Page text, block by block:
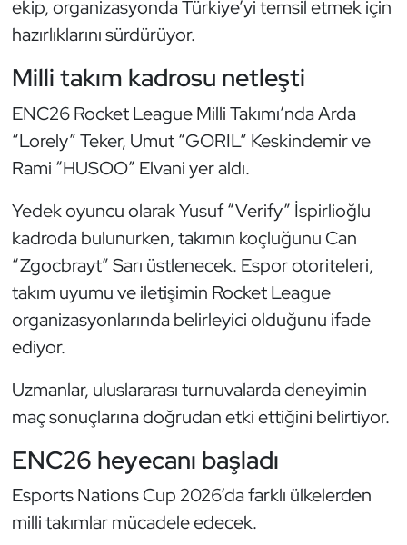
ekip, organizasyonda Türkiye’yi temsil etmek için
hazırlıklarını sürdürüyor.
Milli takım kadrosu netleşti
ENC26 Rocket League Milli Takımı’nda Arda
“Lorely” Teker, Umut “GORIL” Keskindemir ve
Rami “HUSOO” Elvani yer aldı.
Yedek oyuncu olarak Yusuf “Verify” İspirlioğlu
kadroda bulunurken, takımın koçluğunu Can
“Zgocbrayt” Sarı üstlenecek. Espor otoriteleri,
takım uyumu ve iletişimin Rocket League
organizasyonlarında belirleyici olduğunu ifade
ediyor.
Uzmanlar, uluslararası turnuvalarda deneyimin
maç sonuçlarına doğrudan etki ettiğini belirtiyor.
ENC26 heyecanı başladı
Esports Nations Cup 2026’da farklı ülkelerden
milli takımlar mücadele edecek.
E-Spor
Eskrim
Futbol
Futsal
Genel
Golf
Güreş
Halter
Hava Sporları
İşitme Engelli Sporcular
Judo ve Kuraş